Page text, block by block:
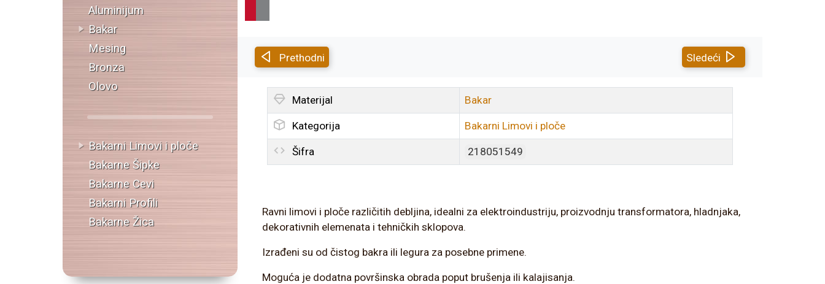
Aluminijum
Bakar
Mesing
Bronza
Olovo
Bakarni Limovi i ploče
Bakarne Šipke
Bakarne Cevi
Bakarni Profili
Bakarne Žica
Prethodni Sledeći
Materijal Bakar
Kategorija Bakarni Limovi i ploče
Šifra 218051549
Ravni limovi i ploče različitih debljina, idealni za elektroindustriju, proizvodnju transformatora, hladnjaka,
dekorativnih elemenata i tehničkih sklopova.
Izrađeni su od čistog bakra ili legura za posebne primene.
Moguća je dodatna površinska obrada poput brušenja ili kalajisanja.